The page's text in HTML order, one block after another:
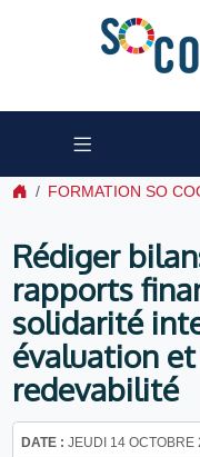
FORMATION SO
Rédiger
rapports
solidarité
évaluation
redevabilité
DATE : JEUDI 14